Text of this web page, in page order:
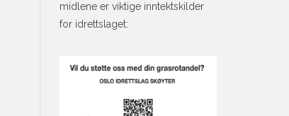
midlene er viktige inntektskilder
for idrettslaget: